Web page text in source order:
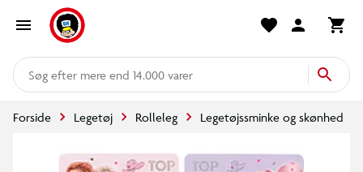
mere end 14.000 varer
Forside Legetøj Rolleleg Legetøjssminke og skønhed